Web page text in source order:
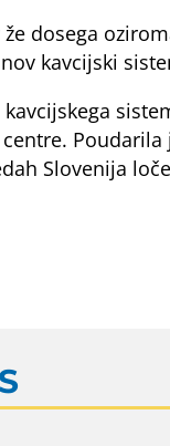
dosega
kavcijski
Slovenija